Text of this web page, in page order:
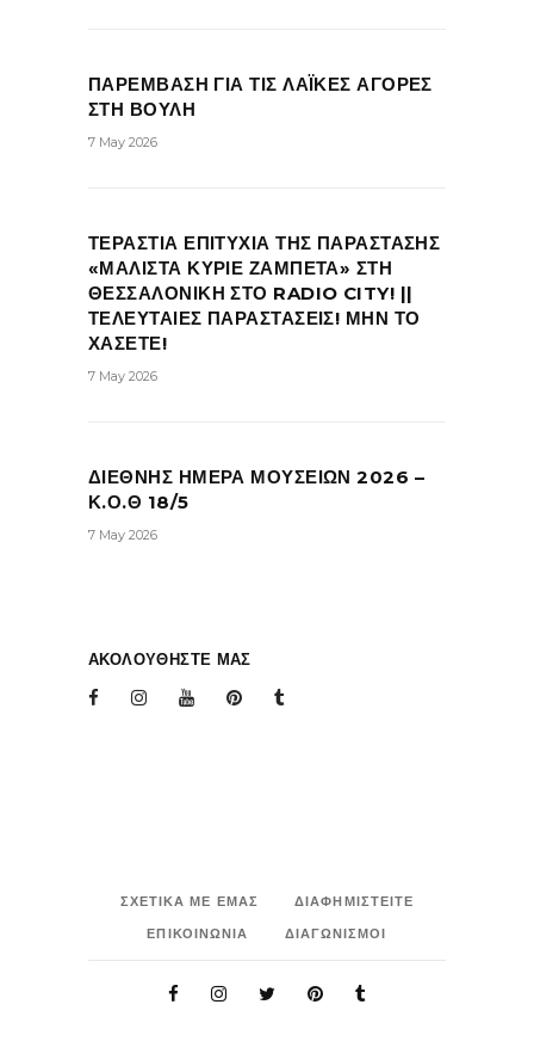
ΠΑΡΕΜΒΑΣΗ ΓΙΑ ΤΙΣ ΛΑΪΚΕΣ ΑΓΟΡΕΣ
ΣΤΗ ΒΟΥΛΗ
7 May 2026
ΤΕΡΑΣΤΙΑ ΕΠΙΤΥΧΙΑ ΤΗΣ ΠΑΡΑΣΤΑΣΗΣ
«ΜΑΛΙΣΤΑ ΚΥΡΙΕ ΖΑΜΠΕΤΑ» ΣΤΗ
ΘΕΣΣΑΛΟΝΙΚΗ ΣΤΟ RADIO CITY! ||
ΤΕΛΕΥΤΑΙΕΣ ΠΑΡΑΣΤΑΣΕΙΣ! ΜΗΝ ΤΟ
ΧΑΣΕΤΕ!
7 May 2026
ΔΙΕΘΝΗΣ ΗΜΕΡΑ ΜΟΥΣΕΙΩΝ 2026 –
Κ.Ο.Θ 18/5
7 May 2026
ΑΚΟΛΟΥΘΗΣΤΕ ΜΑΣ
ΣΧΕΤΙΚΑ ΜΕ ΕΜΑΣ
ΔΙΑΦΗΜΙΣΤΕΙΤΕ
ΕΠΙΚΟΙΝΩΝΙΑ
ΔΙΑΓΩΝΙΣΜΟΙ